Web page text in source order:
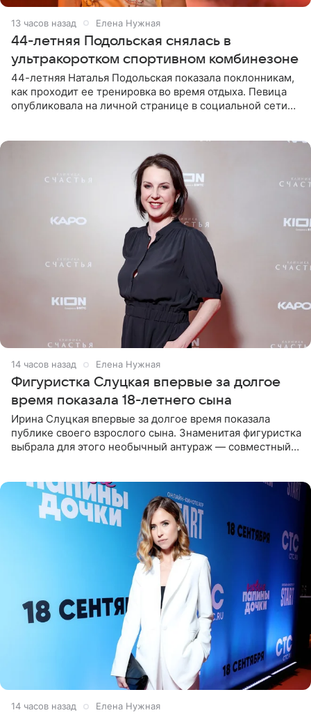
13 часов назад Елена Нужная
44-летняя Подольская снялась в
ультракоротком спортивном комбинезоне
44-летняя Наталья Подольская показала поклонникам,
как проходит ее тренировка во время отдыха. Певица
опубликовала на личной странице в социальной сети
14 часов назад Елена Нужная
Фигуристка Слуцкая впервые за долгое
время показала 18-летнего сына
Ирина Слуцкая впервые за долгое время показала
публике своего взрослого сына. Знаменитая фигуристка
выбрала для этого необычный антураж — совместный
14 часов назад Елена Нужная